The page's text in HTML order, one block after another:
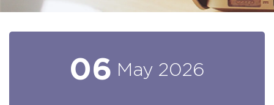
06 May 2026